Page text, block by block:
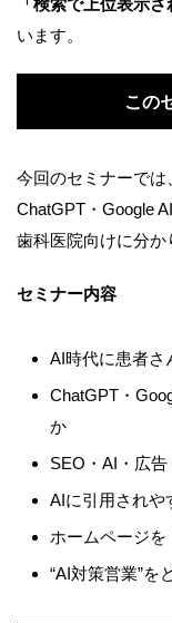
「検索で上位表示
います。
この
今回のセミナーでは
ChatGPT・Google
歯科医院向けに分か
セミナー内容
AI時代に患者さ
ChatGPT・
か
SEO・AI・広
AIに引用されや
ホームページ
“AI対策営業”を